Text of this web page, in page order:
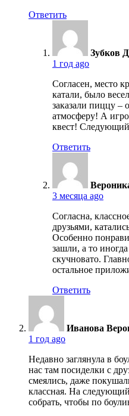
Ответить
Зубков
1 год ago
Согласен, место
катали, было
заказали пиццу –
атмосферу! А
квест! Следующий
Ответить
3 месяца ago
Согласна,
друзьями,
Особенно
зашли, а то
скучновато.
остальное
Ответить
Иванова
1 год ago
Недавно заглянула в
нас там посиделки с
смеялись, даже
классная. На
собрать, чтобы по